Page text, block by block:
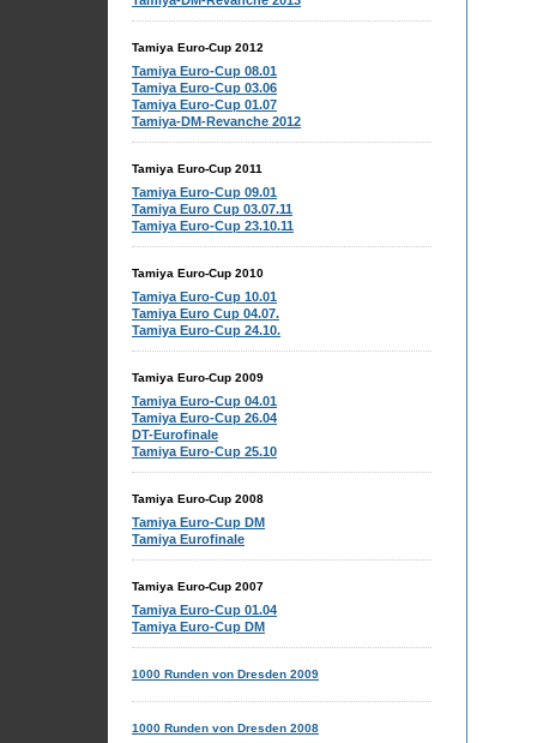
Tamiya Euro-Cup 2012
Tamiya Euro-Cup 08.01
Tamiya Euro-Cup 03.06
Tamiya Euro-Cup 01.07
Tamiya-DM-Revanche 2012
Tamiya Euro-Cup 2011
Tamiya Euro-Cup 09.01
Tamiya Euro Cup 03.07.11
Tamiya Euro-Cup 23.10.11
Tamiya Euro-Cup 2010
Tamiya Euro-Cup 10.01
Tamiya Euro Cup 04.07.
Tamiya Euro-Cup 24.10.
Tamiya Euro-Cup 2009
Tamiya Euro-Cup 04.01
Tamiya Euro-Cup 26.04
DT-Eurofinale
Tamiya Euro-Cup 25.10
Tamiya Euro-Cup 2008
Tamiya Euro-Cup DM
Tamiya Eurofinale
Tamiya Euro-Cup 2007
Tamiya Euro-Cup 01.04
Tamiya Euro-Cup DM
1000 Runden von Dresden 2009
1000 Runden von Dresden 2008